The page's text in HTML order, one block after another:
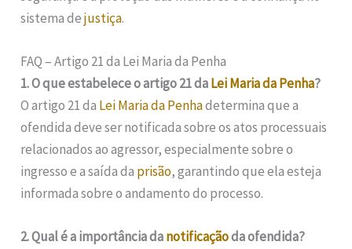
sistema dejustiça.
FAQ – Artigo 21 da Lei Maria da Penha
1. O que estabelece o artigo 21 daLei Maria da Penha?
O artigo 21 da Lei Maria da Penhadetermina que a
ofendida deve ser notificada sobre os atos processuais
relacionados ao agressor, especialmente sobre o
ingresso e a saída da prisão, garantindo que ela esteja
informada sobre o andamento do processo.
2. Qual é a importância danotificaçãoda ofendida?